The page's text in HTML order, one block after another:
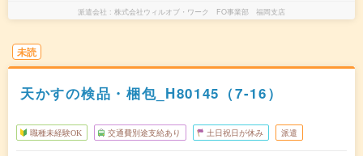
派遣会社 株式会社ウィルオブ・ワーク FO事業部 福岡支店
未読
天かすの検品・梱包_H80145（7-16）
職種未経験OK 交通費別途支給あり 土日祝日が休み 派遣